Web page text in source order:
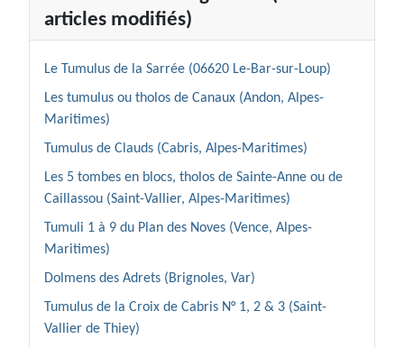
articles modifiés)
Le Tumulus de la Sarrée (06620 Le-Bar-sur-Loup)
Les tumulus ou tholos de Canaux (Andon, Alpes-
Maritimes)
Tumulus de Clauds (Cabris, Alpes-Maritimes)
Les 5 tombes en blocs, tholos de Sainte-Anne ou de
Caillassou (Saint-Vallier, Alpes-Maritimes)
Tumuli 1 à 9 du Plan des Noves (Vence, Alpes-
Maritimes)
Dolmens des Adrets (Brignoles, Var)
Tumulus de la Croix de Cabris N° 1, 2 & 3 (Saint-
Vallier de Thiey)